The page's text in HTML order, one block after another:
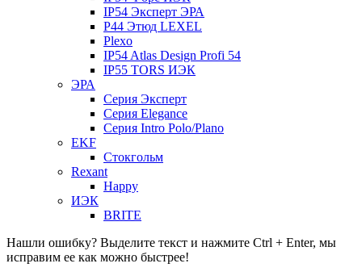
IP54 Эксперт ЭРА
P44 Этюд LEXEL
Plexo
IP54 Atlas Design Profi 54
IP55 TORS ИЭК
ЭРА
Серия Эксперт
Серия Elegance
Серия Intro Polo/Plano
EKF
Стокгольм
Rexant
Happy
ИЭК
BRITE
Нашли ошибку? Выделите текст и нажмите Ctrl + Enter, мы
исправим ее как можно быстрее!